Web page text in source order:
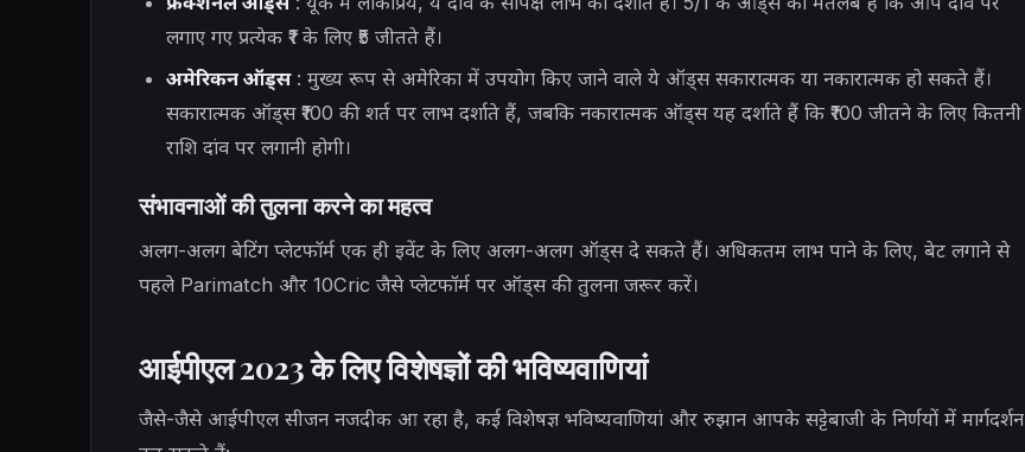
लगाए गए प्रत्येक ₹1 के लिए ₹5 जीतते हैं।
अमेरिकन ऑड्स: मुख्य रूप से अमेरिका में उपयोग किए जाने वाले ये ऑड्स सकारात्मक या नकारात्मक हो सकते हैं।
सकारात्मक ऑड्स ₹100 की शर्त पर लाभ दर्शाते हैं, जबकि नकारात्मक ऑड्स यह दर्शाते हैं कि ₹100 जीतने के लिए कितनी
राशि दांव पर लगानी होगी।
संभावनाओं की तुलना करने का महत्व
अलग-अलग बेटिंग प्लेटफॉर्म एक ही इवेंट के लिए अलग-अलग ऑड्स दे सकते हैं। अधिकतम लाभ पाने के लिए, बेट लगाने से
पहले Parimatch और 10Cric जैसे प्लेटफॉर्म पर ऑड्स की तुलना जरूर करें।
आईपीएल 2023 के लिए विशेषज्ञों की भविष्यवाणियां
जैसे-जैसे आईपीएल सीजन नजदीक आ रहा है, कई विशेषज्ञ भविष्यवाणियां और रुझान आपके सट्टेबाजी के निर्णयों में मार्गदर्शन